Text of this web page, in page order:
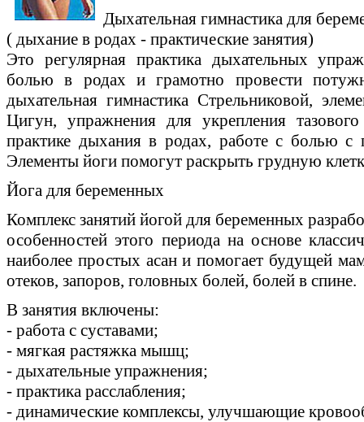
Дыхательная гимнастика для
( дыхание в родах - практические занятия)
Это регулярная практика дыхательных
болью в родах и грамотно провести
дыхательная гимнастика Стрельниковой,
Цигун, упражнения для укрепления
практике дыхания в родах, работе с болью
Элементы йоги помогут раскрыть грудную
Йога для беременных
Комплекс занятий йогой для беременных
особенностей этого периода на основе
наиболее простых асан и помогает будущей
отеков, запоров, головных болей, болей в спине.
В занятия включены:
- работа с суставами;
- мягкая растяжка мышц;
- дыхательные упражнения;
- практика расслабления;
- динамические комплексы, улучшающие